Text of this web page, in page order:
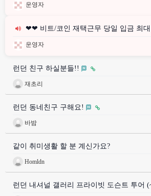
운영자
❤❤ 비트/코인 재택근무 당일 입금 최대
운영자
런던 친구 하실분들!!
재초리
런던 동네친구 구해요!
바밤
같이 취미생활 할 분 계신가요?
Homldn
런던 내셔널 갤러리 프라이빗 도슨트 투어